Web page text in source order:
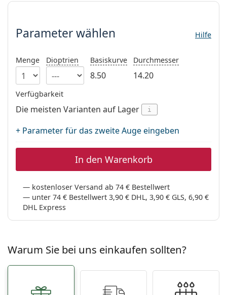
Persol
Prada
ist offline
Parameter wählen
Parameter wählen Hilfe
Menge Dioptrien Basiskurve
8.50
Durchmesser
14.20
Verfügbarkeit
Die meisten Varianten auf Lager i
+ Parameter für das zweite Auge eingeben
In den Warenkorb
kostenloser Versand ab 74 € Bestellwert
unter 74 € Bestellwert 3,90 € DHL, 3,90 € GLS, 6,90 €
DHL Express
Warum Sie bei uns einkaufen sollten?